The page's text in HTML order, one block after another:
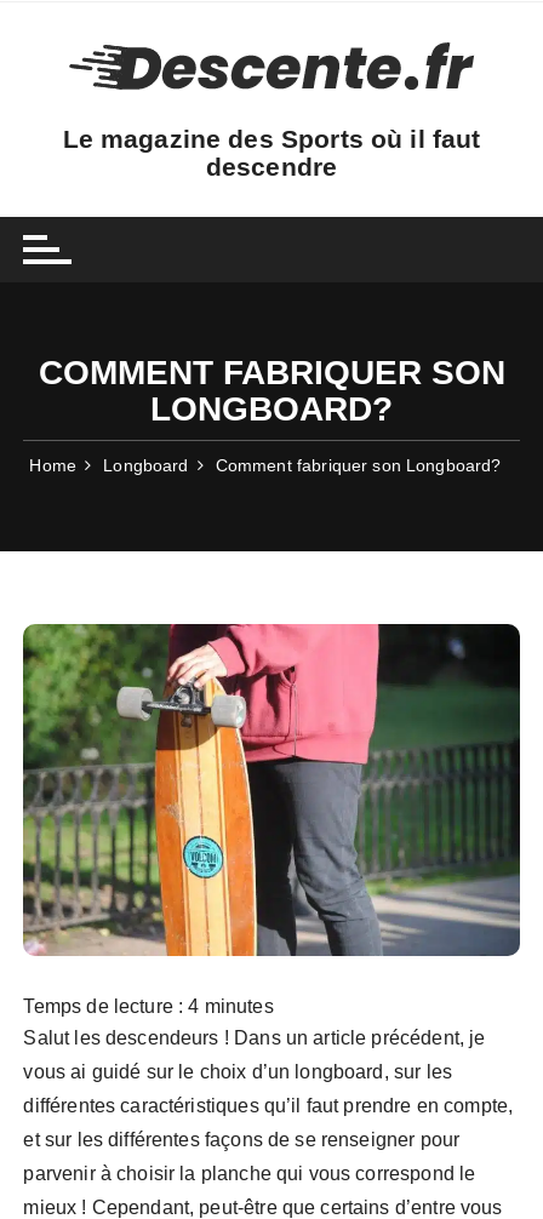
Le magazine des Sports où il faut
descendre
COMMENT FABRIQUER SON
LONGBOARD?
Home Longboard Comment fabriquer son Longboard?
Temps de lecture :4 minutes
Salut les descendeurs ! Dans un article précédent, je
vous ai guidé sur le choix d’un longboard, sur les
différentes caractéristiques qu’il faut prendre en compte,
et sur les différentes façons de se renseigner pour
parvenir à choisir la planche qui vous correspond le
mieux ! Cependant, peut-être que certains d’entre vous